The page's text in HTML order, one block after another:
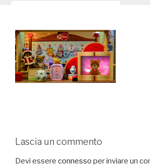
Lascia un commento
Devi essere connesso per inviare un